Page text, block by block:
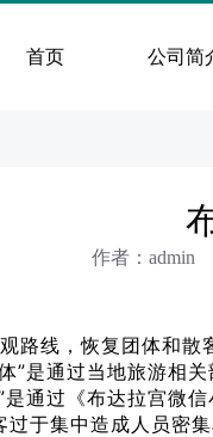
首页 公司简
作者：admin
线，恢复团体和散
是通过当地旅游相关
通过《布达拉宫微信
于集中造成人员密集